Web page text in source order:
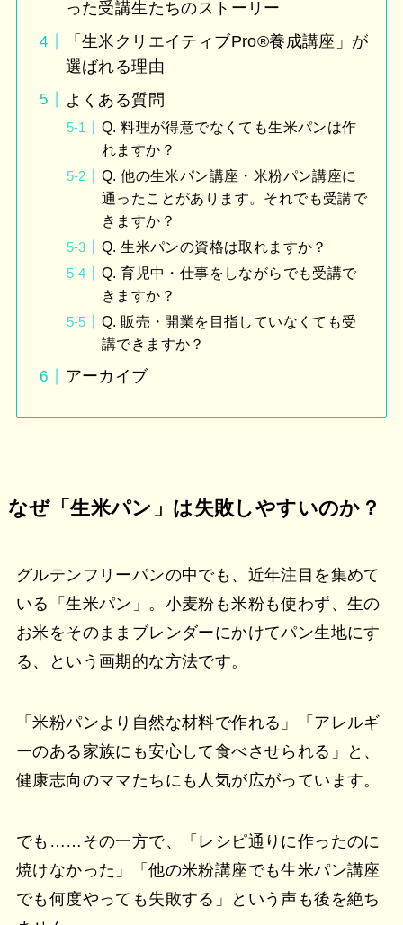
った受講生たちのストーリー
「生米クリエイティブPro®︎養成講座」が
選ばれる理由
よくある質問
Q. 料理が得意でなくても生米パンは作
れますか？
Q. 他の生米パン講座・米粉パン講座に
通ったことがあります。それでも受講で
きますか？
Q. 生米パンの資格は取れますか？
Q. 育児中・仕事をしながらでも受講で
きますか？
Q. 販売・開業を目指していなくても受
講できますか？
アーカイブ
なぜ「生米パン」は失敗しやすいのか？
グルテンフリーパンの中でも、近年注目を集めて
いる「生米パン」。小麦粉も米粉も使わず、生の
お米をそのままブレンダーにかけてパン生地にす
る、という画期的な方法です。
「米粉パンより自然な材料で作れる」「アレルギ
ーのある家族にも安心して食べさせられる」と、
健康志向のママたちにも人気が広がっています。
でも……その一方で、「レシピ通りに作ったのに
焼けなかった」「他の米粉講座でも生米パン講座
でも何度やっても失敗する」という声も後を絶ち